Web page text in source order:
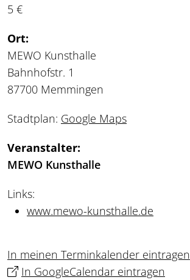
5 €
Ort:
MEWO Kunsthalle
Bahnhofstr. 1
87700 Memmingen
Stadtplan: Google Maps
Veranstalter:
MEWO Kunsthalle
Links:
www.mewo-kunsthalle.de
In meinen Terminkalender eintragen
In GoogleCalendar eintragen